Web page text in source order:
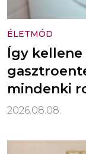
ÉLETMÓD
Így kellene
mindenki
2026.08.08.